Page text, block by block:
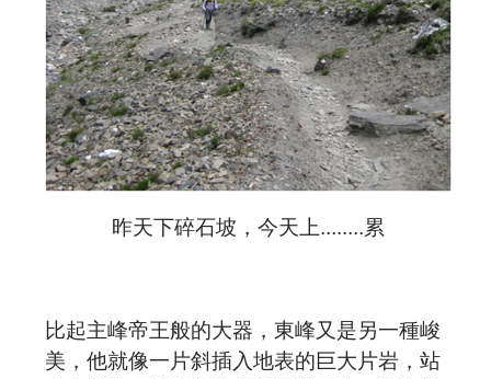
昨天下碎石坡，今天上........累
比起主峰帝王般的大器，東峰又是另一種峻
美，他就像一片斜插入地表的巨大片岩，站